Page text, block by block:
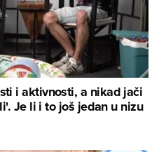
i aktivnosti, a nikad jači
Je li i to još jedan u nizu